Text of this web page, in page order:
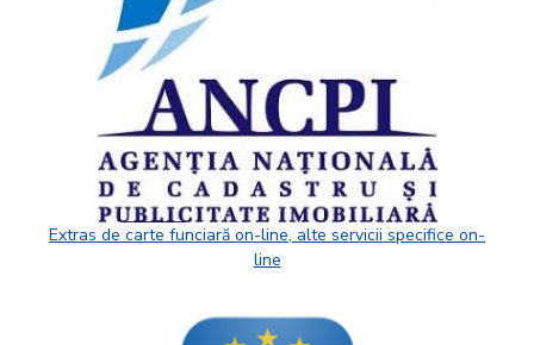
Extras de carte funciară on-line, alte servicii specifice on-
line